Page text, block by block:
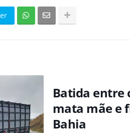
Batida entre
mata mãe e
Bahia